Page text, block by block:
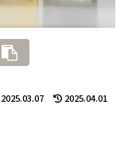
2025.03.07 2025.04.01